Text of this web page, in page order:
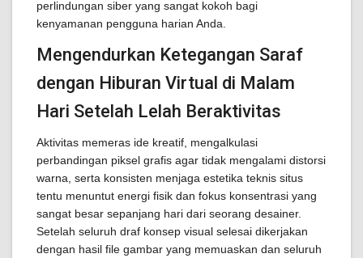
perlindungan siber yang sangat kokoh bagi
kenyamanan pengguna harian Anda.
Mengendurkan Ketegangan Saraf
dengan Hiburan Virtual di Malam
Hari Setelah Lelah Beraktivitas
Aktivitas memeras ide kreatif, mengalkulasi
perbandingan piksel grafis agar tidak mengalami distorsi
warna, serta konsisten menjaga estetika teknis situs
tentu menuntut energi fisik dan fokus konsentrasi yang
sangat besar sepanjang hari dari seorang desainer.
Setelah seluruh draf konsep visual selesai dikerjakan
dengan hasil file gambar yang memuaskan dan seluruh